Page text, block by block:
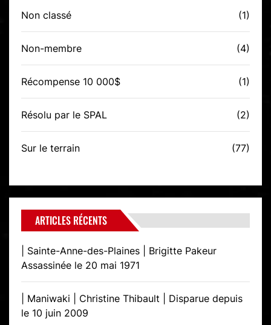
Non classé (1)
Non-membre (4)
Récompense 10 000$ (1)
Résolu par le SPAL (2)
Sur le terrain (77)
ARTICLES RÉCENTS
| Sainte-Anne-des-Plaines | Brigitte Pakeur
Assassinée le 20 mai 1971
| Maniwaki | Christine Thibault | Disparue depuis
le 10 juin 2009